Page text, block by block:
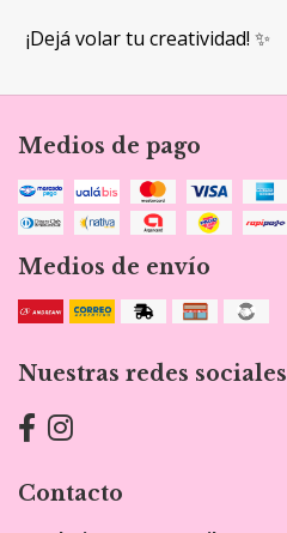
¡Dejá volar tu creatividad! ✨
Medios de pago
Medios de envío
Nuestras redes sociales
Contacto